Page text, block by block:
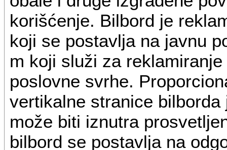
korišćenje. Bilbord je
koji se postavlja na javnu
m koji služi za
poslovne svrhe.
vertikalne stranice
može biti iznutra
bilbord se postavlja na